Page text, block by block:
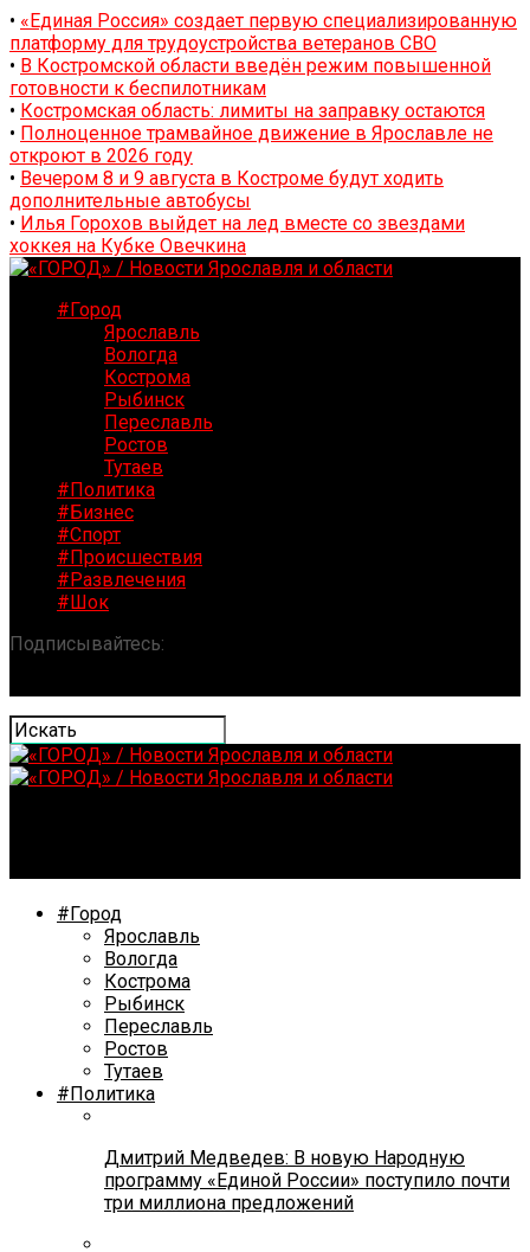
• «Единая Россия» создает первую специализированную
платформу для трудоустройства ветеранов СВО
• В Костромской области введён режим повышенной
готовности к беспилотникам
• Костромская область: лимиты на заправку остаются
• Полноценное трамвайное движение в Ярославле не
откроют в 2026 году
• Вечером 8 и 9 августа в Костроме будут ходить
дополнительные автобусы
• Илья Горохов выйдет на лед вместе со звездами
хоккея на Кубке Овечкина
#Город
Ярославль
Вологда
Кострома
Рыбинск
Переславль
Ростов
Тутаев
#Политика
#Бизнес
#Спорт
#Происшествия
#Развлечения
#Шок
Подписывайтесь:
#Город
Ярославль
Вологда
Кострома
Рыбинск
Переславль
Ростов
Тутаев
#Политика
Дмитрий Медведев: В новую Народную
программу «Единой России» поступило почти
три миллиона предложений